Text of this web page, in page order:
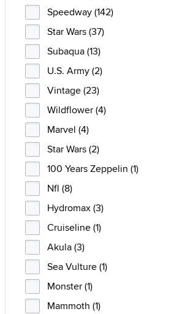
Speedway (142)
Star Wars (37)
Subaqua (13)
U.S. Army (2)
Vintage (23)
Wildflower (4)
Marvel (4)
Star Wars (2)
100 Years Zeppelin (1)
Nfl (8)
Hydromax (3)
Cruiseline (1)
Akula (3)
Sea Vulture (1)
Monster (1)
Mammoth (1)